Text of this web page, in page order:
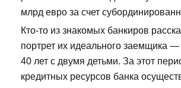
млрд евро за счет
Кто-то из знакомых банкиров
портрет их идеального заемщика —
40 лет с двумя детьми. За этот
кредитных ресурсов банка